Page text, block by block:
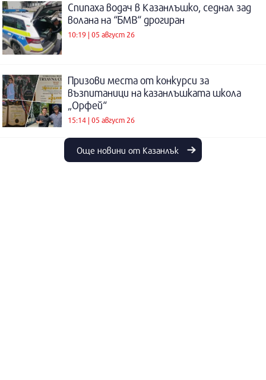
Спипаха водач в Казанлъшко, седнал зад
волана на “БМВ“ дрогиран
10:19 | 05 август 26
Призови места от конкурси за
възпитаници на казанлъшката школа
„Орфей“
15:14 | 05 август 26
Още новини от Казанлък